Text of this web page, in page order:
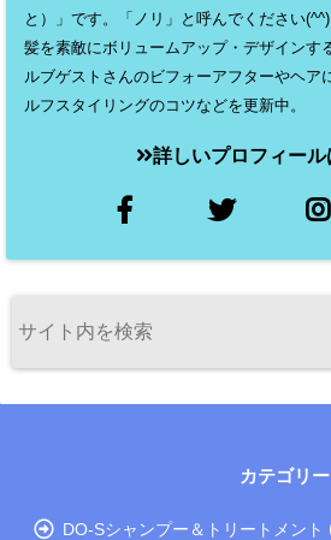
と）」です。「ノリ」と呼んでください
髪を素敵にボリュームアップ・デザインす
ルブゲストさんのビフォーアフターやヘア
ルフスタイリングのコツなどを更新中。
詳しいプロフィール
カテゴリー
DO-Sシャンプー＆トリートメント